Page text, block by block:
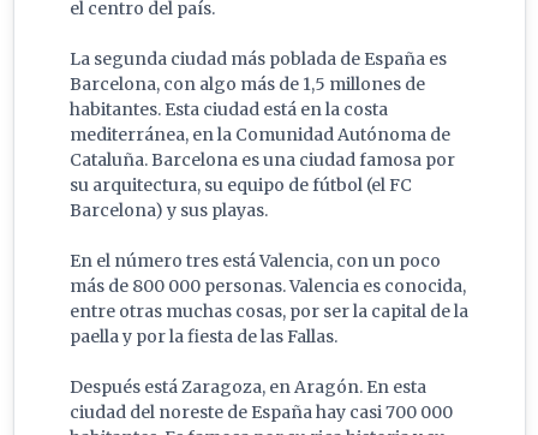
el centro del país.
La segunda ciudad más poblada de España es
Barcelona, con algo más de 1,5 millones de
habitantes. Esta ciudad está en la costa
mediterránea, en la Comunidad Autónoma de
Cataluña. Barcelona es una ciudad famosa por
su arquitectura, su equipo de fútbol (el FC
Barcelona) y sus playas.
En el número tres está Valencia, con un poco
más de 800 000 personas. Valencia es conocida,
entre otras muchas cosas, por ser la capital de la
paella y por la fiesta de las Fallas.
Después está Zaragoza, en Aragón. En esta
ciudad del noreste de España hay casi 700 000